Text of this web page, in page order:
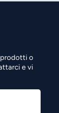
prodotti o
e vi